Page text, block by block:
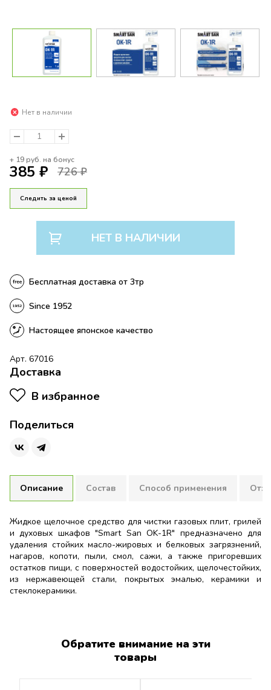
Бесплатная доставка от 3тр
Since 1952
Настоящее японское качество
Арт. 67016
Нет в наличии
+ 19руб. на бонус
385 ₽ 726 ₽
Следить за ценой
НЕТ В НАЛИЧИИ
Доставка
В избранное
Поделиться
Описание Состав Способ применения
Жидкое щелочное средство для чистки газовых плит, грилей
и духовых шкафов "Smart San OK-1R" предназначено для
удаления стойких масло-жировых и белковых загрязнений,
нагаров, копоти, пыли, смол, сажи, а также пригоревших
остатков пищи, с поверхностей водостойких, щелочестойких,
из нержавеющей стали, покрытых эмалью, керамики и
стеклокерамики.
Для легких
Написать отзыв
авторизируйтесьилисоздайте учетную запись
Обратите внимание на эти
товары